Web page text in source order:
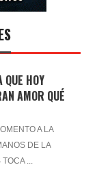
HOY
AMOR QUÉ
A LA
DE LA
...